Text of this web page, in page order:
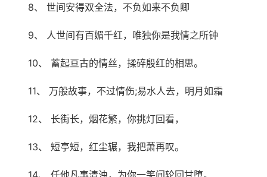
8、 世间安得双全法，不负如来不负卿
9、 人世间有百媚千红，唯独你是我情之所钟
10、 蓄起亘古的情丝，揉碎殷红的相思。
11、 万般故事，不过情伤;易水人去，明月如霜
12、 长街长，烟花繁，你挑灯回看，
13、 短亭短，红尘辗，我把萧再叹。
14、 任他凡事清浊，为你一笑间轮回甘堕。